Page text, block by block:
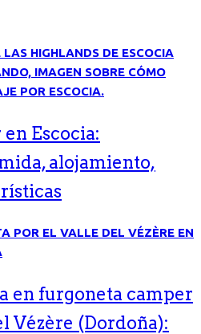
Escocia:
alojamiento,
en furgoneta camper
Vézère (Dordoña):